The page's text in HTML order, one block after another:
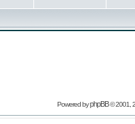
Powered byphpBB© 2001,